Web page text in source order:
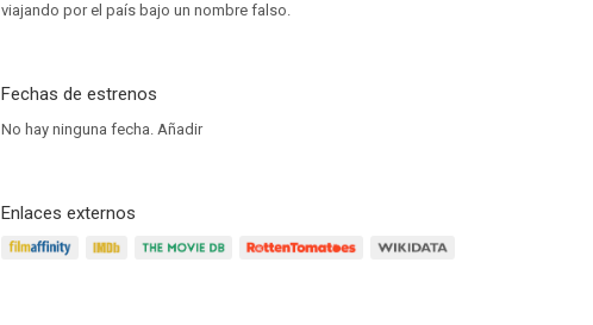
viajando por el país bajo un nombre falso.
Fechas de estrenos
No hay ninguna fecha. Añadir
Enlaces externos